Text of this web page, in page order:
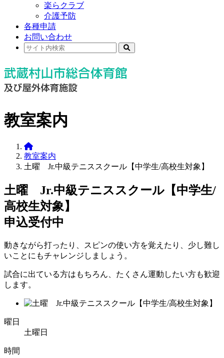
楽らクラブ
介護予防
各種申請
お問い合わせ
教室案内
教室案内
土曜 Jr.中級テニススクール【中学生/高校生対象】
土曜 Jr.中級テニススクール【中学生/
高校生対象】
申込受付中
動きながら打ったり、スピンの使い方を覚えたり、少し難し
いことにもチャレンジしましょう。
試合に出ている方はもちろん、たくさん運動したい方も歓迎
します。
曜日
土曜日
時間